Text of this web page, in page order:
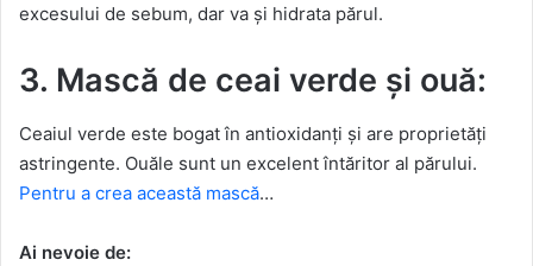
excesului de sebum, dar va și hidrata părul.
3. Mască de ceai verde și ouă:
Ceaiul verde este bogat în antioxidanți și are proprietăți
astringente. Ouăle sunt un excelent întăritor al părului.
Pentru a crea această mască…
Ai nevoie de: